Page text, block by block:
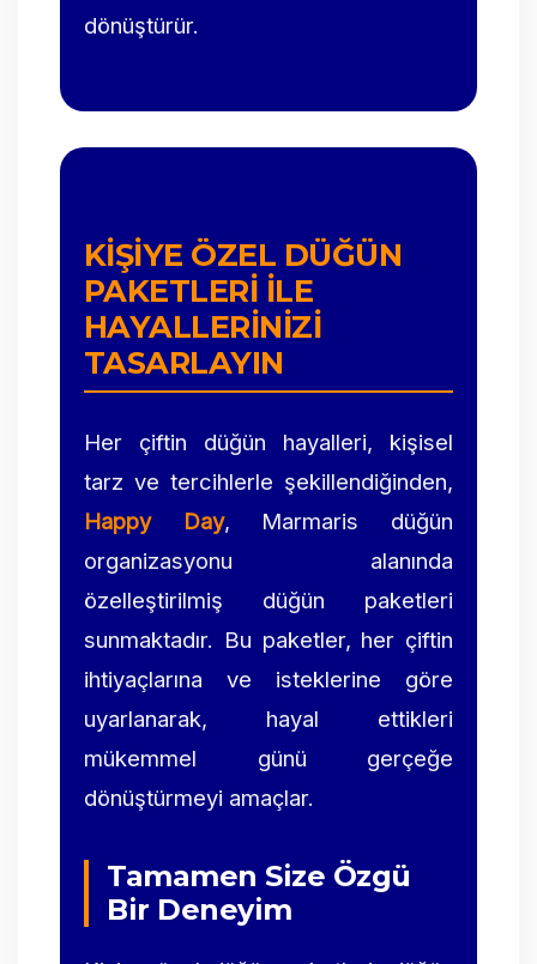
dönüştürür.
KIŞIYE ÖZEL DÜĞÜN
PAKETLERI ILE
HAYALLERINIZI
TASARLAYIN
Her çiftin düğün hayalleri, kişisel
tarz ve tercihlerle şekillendiğinden,
Happy Day, Marmaris düğün
organizasyonu alanında
özelleştirilmiş düğün paketleri
sunmaktadır. Bu paketler, her çiftin
ihtiyaçlarına ve isteklerine göre
uyarlanarak, hayal ettikleri
mükemmel günü gerçeğe
dönüştürmeyi amaçlar.
Tamamen Size Özgü
Bir Deneyim